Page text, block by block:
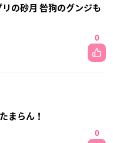
の砂月 咎狗のグンジも
0
まらん！
0